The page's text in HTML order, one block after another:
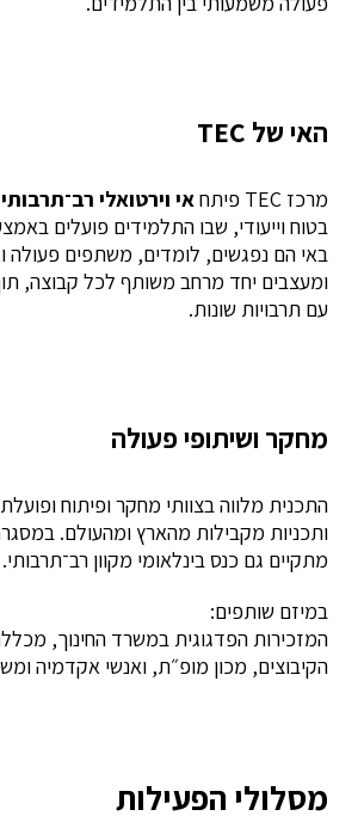
האי של TEC
מרכז TEC פיתח אי וירטואלי רב־תרבותי
בטוח וייעודי, שבו התלמידים פועלים
באי הם נפגשים, לומדים, משתפים פעולה
ומעצבים יחד מרחב משותף לכל קבוצה, תוך
עם תרבויות שונות.
מחקר ושיתופי פעולה
התכנית מלווה בצוותי מחקר ופיתוח
ותכניות מקבילות מהארץ ומהעולם.
מתקיים גם כנס בינלאומי מקוון רב־תרבותי.
במיזם שותפים:
המזכירות הפדגוגית במשרד החינוך,
הקיבוצים, מכון מופ״ת, ואנשי אקדמיה
מסלולי הפעילות